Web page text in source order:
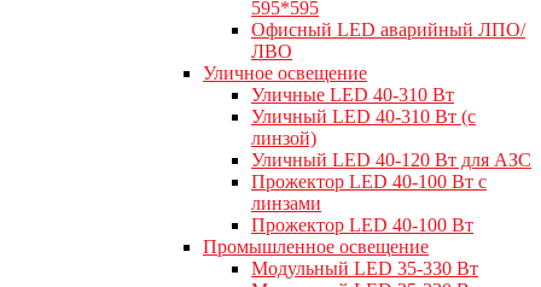
595*595
Офисный LED аварийный ЛПО/
ЛВО
Уличное освещение
Уличные LED 40-310 Вт
Уличный LED 40-310 Вт (с
линзой)
Уличный LED 40-120 Вт для АЗС
Прожектор LED 40-100 Вт с
линзами
Прожектор LED 40-100 Вт
Промышленное освещение
Модульный LED 35-330 Вт